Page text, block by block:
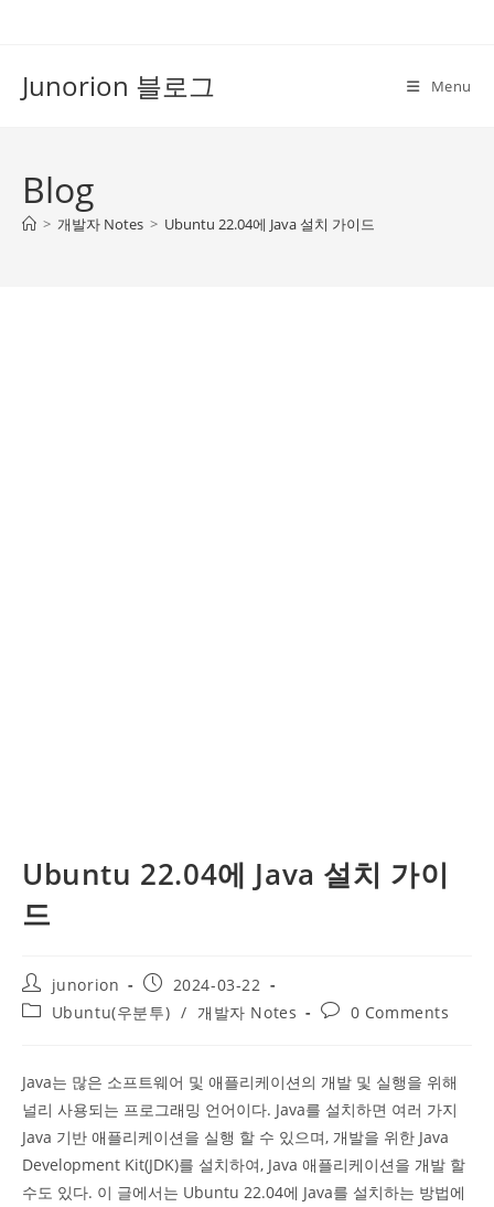
Junorion 블로그 Menu
Blog
> 개발자 Notes > Ubuntu 22.04에 Java 설치 가이드
Ubuntu 22.04에 Java 설치 가이
드
Post
author:
junorion
Post
published:
2024-03-22
PostUbuntu(우분투) / 개발자 Notes
Post0 Comments
Java는 많은 소프트웨어 및 애플리케이션의 개발 및 실행을 위해
널리 사용되는 프로그래밍 언어이다. Java를 설치하면 여러 가지
Java 기반 애플리케이션을 실행 할 수 있으며, 개발을 위한 Java
Development Kit(JDK)를 설치하여, Java 애플리케이션을 개발 할
수도 있다. 이 글에서는 Ubuntu 22.04에 Java를 설치하는 방법에